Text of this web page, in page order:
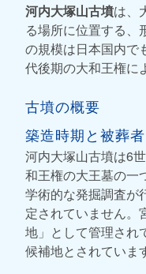
河内大塚山古墳は、
る場所に位置する、
の規模は日本国内で
代後期の大和王権に
古墳の概要
築造時期と被葬者
河内大塚山古墳は6
和王権の大王墓の一
学術的な発掘調査が
定されていません。
地」として管理され
候補地とされていま